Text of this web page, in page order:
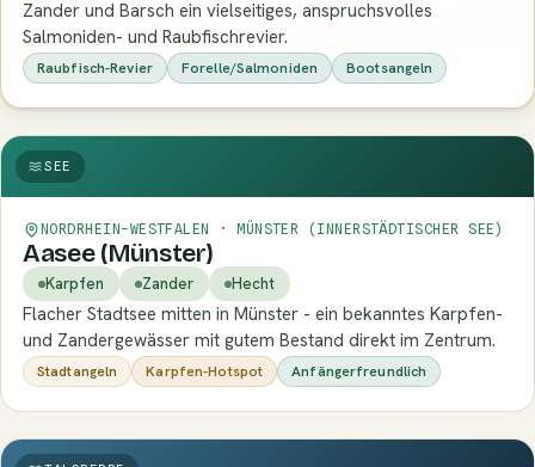
Zander und Barsch ein vielseitiges, anspruchsvolles
Salmoniden- und Raubfischrevier.
Raubfisch-Revier Forelle/Salmoniden Bootsangeln
SEE
NORDRHEIN-WESTFALEN · MÜNSTER (INNERSTÄDTISCHER SEE)
Aasee (Münster)
Karpfen Zander Hecht
Flacher Stadtsee mitten in Münster - ein bekanntes Karpfen-
und Zandergewässer mit gutem Bestand direkt im Zentrum.
Stadtangeln Karpfen-Hotspot Anfängerfreundlich